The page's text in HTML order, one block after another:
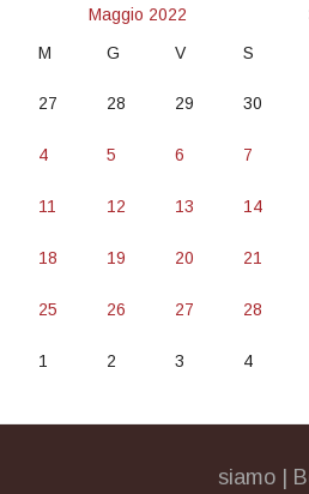
Maggio 2022
M G V S
27 28 29 30
4 5 6 7
11 12 13 14
18 19 20 21
25 26 27 28
1 2 3 4
siamo